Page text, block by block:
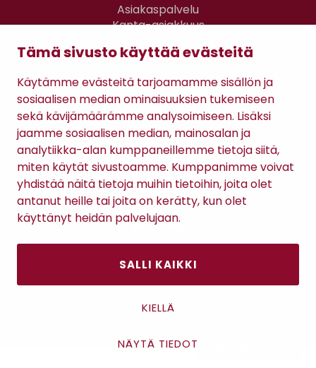
Tämä sivusto käyttää evästeitä
Käytämme evästeitä tarjoamamme sisällön ja
sosiaalisen median ominaisuuksien tukemiseen
sekä kävijämäärämme analysoimiseen. Lisäksi
jaamme sosiaalisen median, mainosalan ja
analytiikka-alan kumppaneillemme tietoja siitä,
miten käytät sivustoamme. Kumppanimme voivat
yhdistää näitä tietoja muihin tietoihin, joita olet
antanut heille tai joita on kerätty, kun olet
käyttänyt heidän palvelujaan.
SALLI KAIKKI
KIELLÄ
NÄYTÄ TIEDOT
Asiakaspalvelu
Kanta-asiakkuus
Gomee Ratsula Café
Antinkatu 17, 28100 Pori
Sopimusehdot
Tietosuojaseloste
Maksutavat